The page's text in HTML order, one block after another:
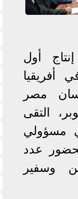
أول
أفريقيا
مصر
التقى
مسؤولي
عدد
وسفير